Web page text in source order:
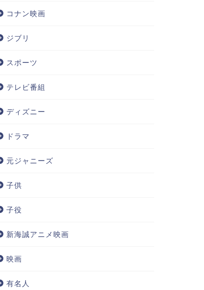
コナン映画
ジブリ
スポーツ
テレビ番組
ディズニー
ドラマ
元ジャニーズ
子供
子役
新海誠アニメ映画
映画
有名人